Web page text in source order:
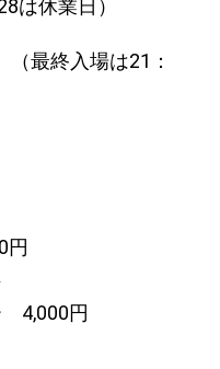
休業日）
最終入場は21：
円
4,000円